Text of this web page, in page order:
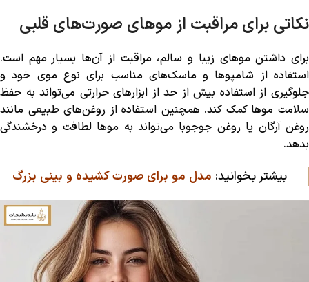
نکاتی برای مراقبت از موهای صورت‌های قلبی
برای داشتن موهای زیبا و سالم، مراقبت از آن‌ها بسیار مهم است.
استفاده از شامپوها و ماسک‌های مناسب برای نوع موی خود و
جلوگیری از استفاده بیش از حد از ابزارهای حرارتی می‌تواند به حفظ
سلامت موها کمک کند. همچنین استفاده از روغن‌های طبیعی مانند
روغن آرگان یا روغن جوجوبا می‌تواند به موها لطافت و درخشندگی
بدهد.
بیشتر بخوانید: مدل مو برای صورت کشیده و بینی بزرگ